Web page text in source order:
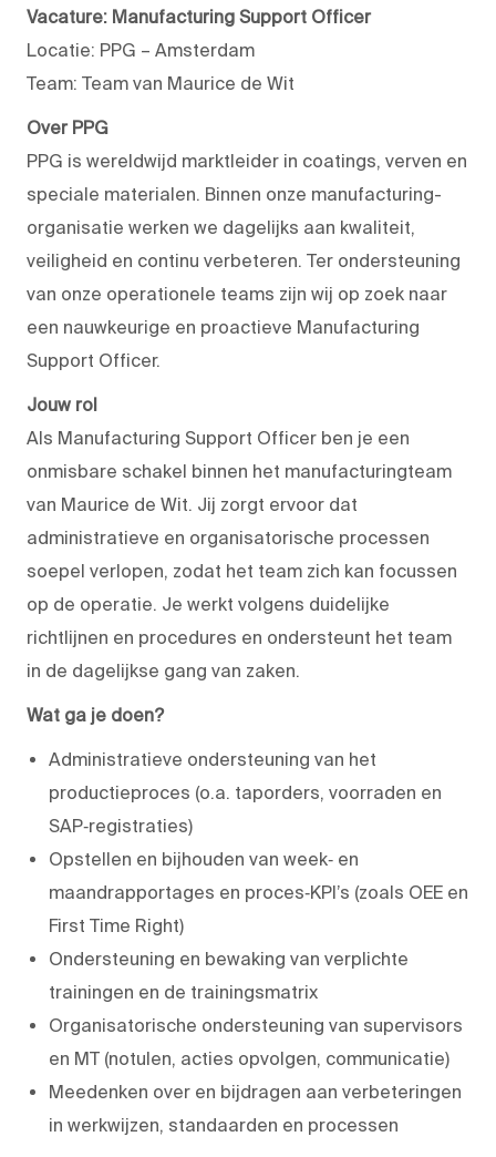
Vacature: Manufacturing Support Officer
Locatie: PPG – Amsterdam
Team: Team van Maurice de Wit
Over PPG
PPG is wereldwijd marktleider in coatings, verven en
speciale materialen. Binnen onze manufacturing-
organisatie werken we dagelijks aan kwaliteit,
veiligheid en continu verbeteren. Ter ondersteuning
van onze operationele teams zijn wij op zoek naar
een nauwkeurige en proactieve Manufacturing
Support Officer.
Jouw rol
Als Manufacturing Support Officer ben je een
onmisbare schakel binnen het manufacturingteam
van Maurice de Wit. Jij zorgt ervoor dat
administratieve en organisatorische processen
soepel verlopen, zodat het team zich kan focussen
op de operatie. Je werkt volgens duidelijke
richtlijnen en procedures en ondersteunt het team
in de dagelijkse gang van zaken.
Wat ga je doen?
Administratieve ondersteuning van het
productieproces (o.a. taporders, voorraden en
SAP‑registraties)
Opstellen en bijhouden van week‑ en
maandrapportages en proces‑KPI’s (zoals OEE en
First Time Right)
Ondersteuning en bewaking van verplichte
trainingen en de trainingsmatrix
Organisatorische ondersteuning van supervisors
en MT (notulen, acties opvolgen, communicatie)
Meedenken over en bijdragen aan verbeteringen
in werkwijzen, standaarden en processen